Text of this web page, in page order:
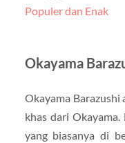
Populer dan Enak
Okayama
Okayama Barazushi
khas dari
yang biasanya di